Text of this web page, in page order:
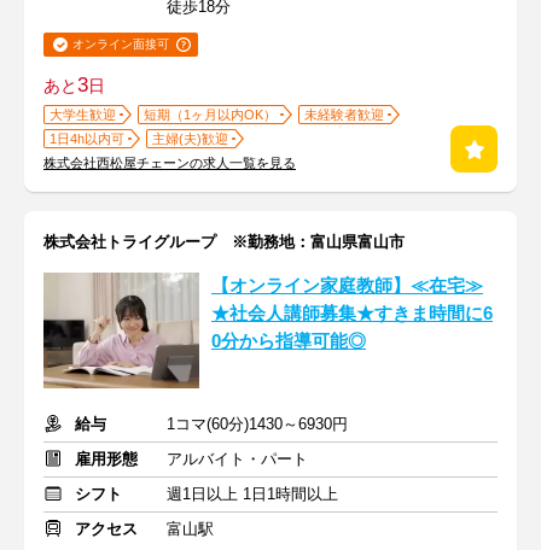
徒歩18分
オンライン面接可
あと3日
大学生歓迎 短期（1ヶ月以内OK）
未経験者歓迎
1日4h以内可
主婦(夫)歓迎
株式会社西松屋チェーンの求人一覧を見る
株式会社トライグループ ※勤務地：富山県富山市
【オンライン家庭教師】≪在宅≫
★社会人講師募集★すきま時間に6
0分から指導可能◎
給与
1コマ(60分)1430～6930円
雇用形態
アルバイト・パート
シフト
週1日以上 1日1時間以上
アクセス
富山駅